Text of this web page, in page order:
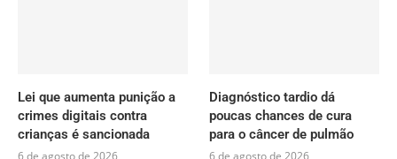
Lei que aumenta punição a
crimes digitais contra
crianças é sancionada
Diagnóstico tardio dá
poucas chances de cura
para o câncer de pulmão